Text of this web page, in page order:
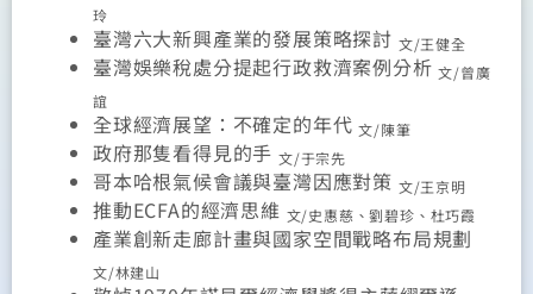
玲
臺灣六大新興產業的發展策略探討 文/王健全
臺灣娛樂稅處分提起行政救濟案例分析文/曾廣
誼
全球經濟展望：不確定的年代文/陳筆
政府那隻看得見的手 文/于宗先
哥本哈根氣候會議與臺灣因應對策 文/王京明
推動ECFA的經濟思維 文/史惠慈、劉碧珍、杜巧霞
產業創新走廊計畫與國家空間戰略布局規劃
文/林建山